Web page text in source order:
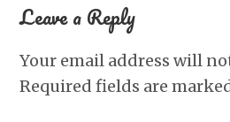
Leave a Reply
Your email address will
Required fields are